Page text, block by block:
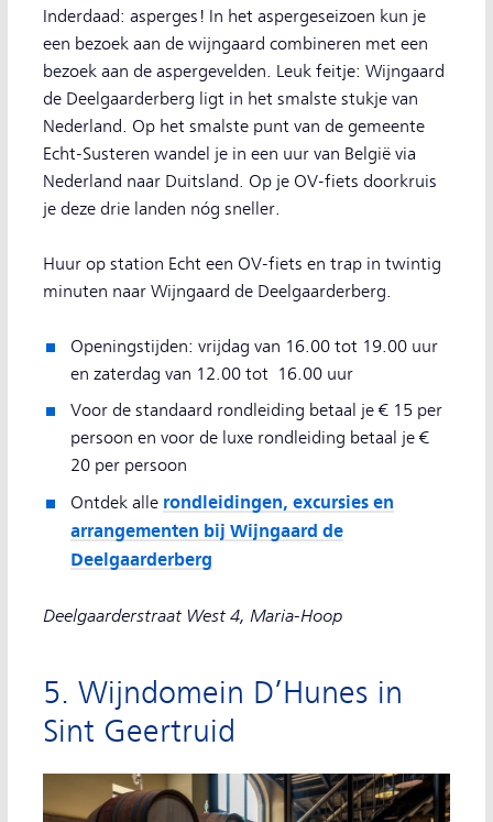
Inderdaad: asperges! In het aspergeseizoen kun je
een bezoek aan de wijngaard combineren met een
bezoek aan de aspergevelden. Leuk feitje: Wijngaard
de Deelgaarderberg ligt in het smalste stukje van
Nederland. Op het smalste punt van de gemeente
Echt-Susteren wandel je in een uur van België via
Nederland naar Duitsland. Op je OV-fiets doorkruis
je deze drie landen nóg sneller.
Huur op station Echt een OV-fiets en trap in twintig
minuten naar Wijngaard de Deelgaarderberg.
Openingstijden: vrijdag van 16.00 tot 19.00 uur
en zaterdag van 12.00 tot 16.00 uur
Voor de standaard rondleiding betaal je € 15 per
persoon en voor de luxe rondleiding betaal je €
20 per persoon
Ontdek alle rondleidingen, excursies en
arrangementen bij Wijngaard de
Deelgaarderberg
Deelgaarderstraat West 4, Maria-Hoop
5. Wijndomein D’Hunes in
Sint Geertruid